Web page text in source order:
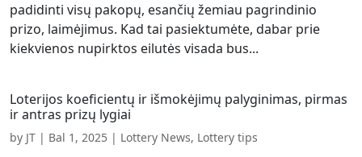
padidinti visų pakopų, esančių žemiau pagrindinio
prizo, laimėjimus. Kad tai pasiektumėte, dabar prie
kiekvienos nupirktos eilutės visada bus...
Loterijos koeficientų ir išmokėjimų palyginimas, pirmas
ir antras prizų lygiai
by JT | Bal 1, 2025 | Lottery News, Lottery tips